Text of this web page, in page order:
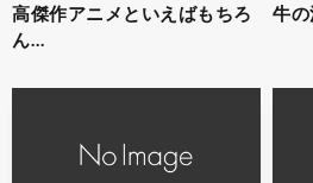
高傑作アニメといえばもちろ
ん…
牛の